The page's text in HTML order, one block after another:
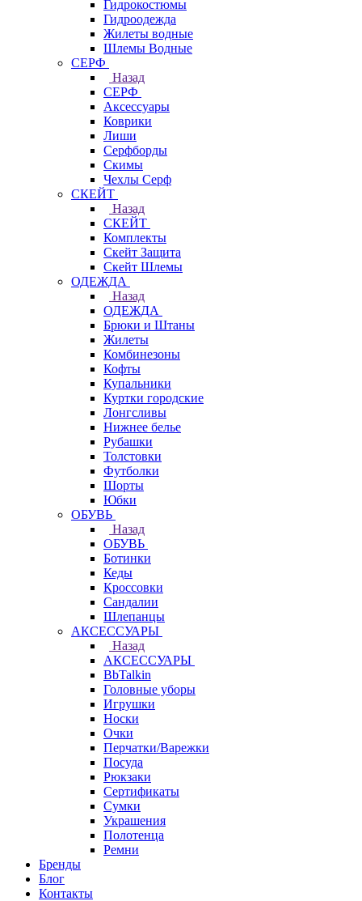
Гидрокостюмы
Гидроодежда
Жилеты водные
Шлемы Водные
СЕРФ
Назад
СЕРФ
Аксессуары
Коврики
Лиши
Серфборды
Скимы
Чехлы Cерф
СКЕЙТ
Назад
СКЕЙТ
Комплекты
Скейт Защита
Скейт Шлемы
ОДЕЖДА
Назад
ОДЕЖДА
Брюки и Штаны
Жилеты
Комбинезоны
Кофты
Купальники
Куртки городские
Лонгсливы
Нижнее белье
Рубашки
Толстовки
Футболки
Шорты
Юбки
ОБУВЬ
Назад
ОБУВЬ
Ботинки
Кеды
Кроссовки
Сандалии
Шлепанцы
АКСЕССУАРЫ
Назад
АКСЕССУАРЫ
BbTalkin
Головные уборы
Игрушки
Носки
Очки
Перчатки/Варежки
Посуда
Рюкзаки
Сертификаты
Сумки
Украшения
Полотенца
Ремни
Бренды
Блог
Контакты